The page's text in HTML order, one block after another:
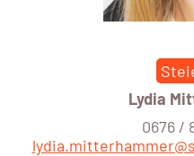
Lydia
0676 /